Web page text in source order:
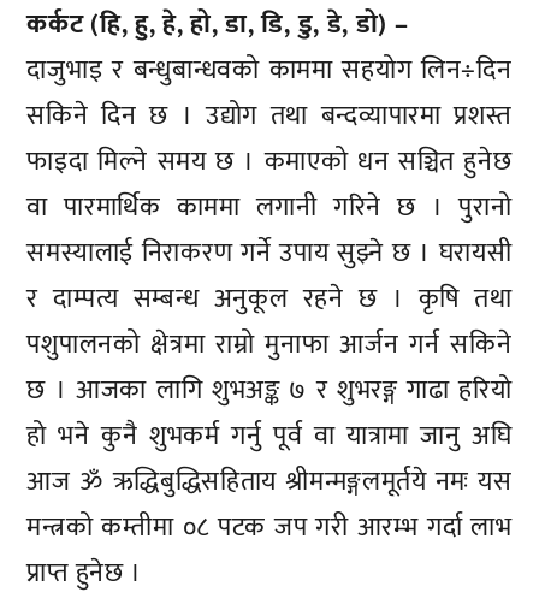
कर्कट (हि, हु, हे, हो, डा, डि, डु, डे, डो) –
दाजुभाइ र बन्धुबान्धवको काममा सहयोग लिन÷दिन
सकिने दिन छ । उद्योग तथा बन्दव्यापारमा प्रशस्त
फाइदा मिल्ने समय छ । कमाएको धन सञ्चित हुनेछ
वा पारमार्थिक काममा लगानी गरिने छ । पुरानो
समस्यालाई निराकरण गर्ने उपाय सुझ्ने छ । घरायसी
र दाम्पत्य सम्बन्ध अनुकूल रहने छ । कृषि तथा
पशुपालनको क्षेत्रमा राम्रो मुनाफा आर्जन गर्न सकिने
छ । आजका लागि शुभअङ्क ७ र शुभरङ्ग गाढा हरियो
हो भने कुनै शुभकर्म गर्नु पूर्व वा यात्रामा जानु अघि
आज ॐ ऋद्धिबुद्धिसहिताय श्रीमन्मङ्गलमूर्तये नमः यस
मन्त्रको कम्तीमा ०८ पटक जप गरी आरम्भ गर्दा लाभ
प्राप्त हुनेछ ।